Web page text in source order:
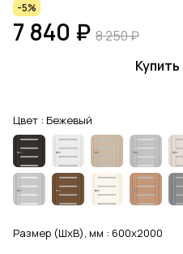
-5%
7 840 ₽ 8 250 ₽
Купить
Цвет : Бежевый
Размер (ШхВ), мм : 600x2000